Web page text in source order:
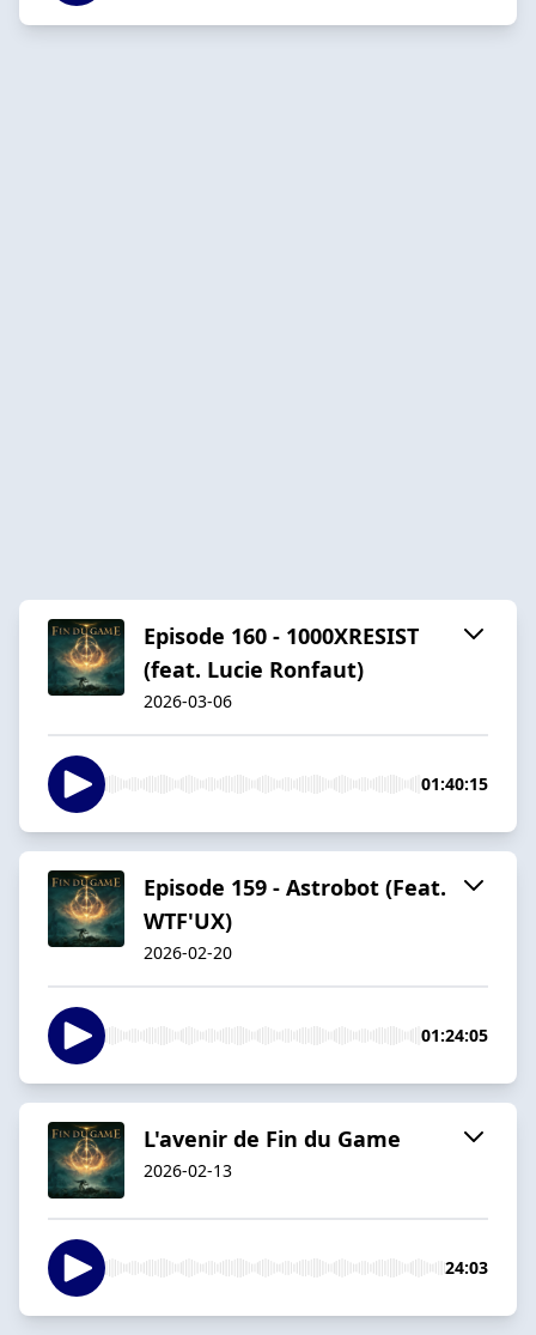
Episode 160 - 1000XRESIST
(feat. Lucie Ronfaut)
2026-03-06
01:40:15
Episode 159 - Astrobot (Feat.
WTF'UX)
2026-02-20
01:24:05
L'avenir de Fin du Game
2026-02-13
24:03